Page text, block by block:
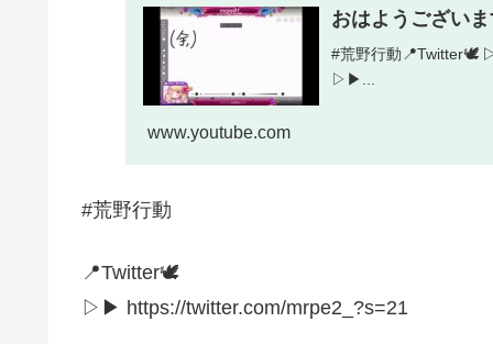
おはようござい
#荒野行動📍Twitter🕊
▷▶︎...
www.youtube.com
#荒野行動
📍Twitter🕊
▷▶︎ https://twitter.com/mrpe2_?s=21